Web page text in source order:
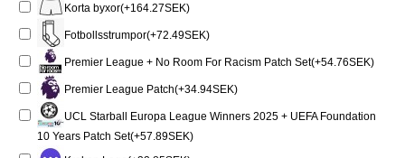
Korta byxor(+164.27SEK)
Fotbollsstrumpor(+72.49SEK)
Premier League + No Room For Racism Patch Set(+54.76SEK)
Premier League Patch(+34.94SEK)
UCL Starball Europa League Winners 2025 + UEFA Foundation
10 Years Patch Set(+57.89SEK)